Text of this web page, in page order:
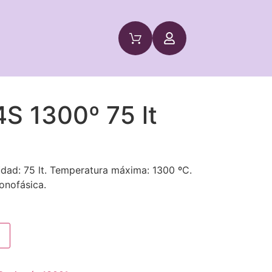
1300º 75 lt
75 lt. Temperatura máxima: 1300 ºC.